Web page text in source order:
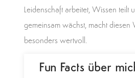
Leidenschaft arbeitet, Wissen teilt
gemeinsam wächst, macht diesen
besonders wertvoll.
Fun Facts über